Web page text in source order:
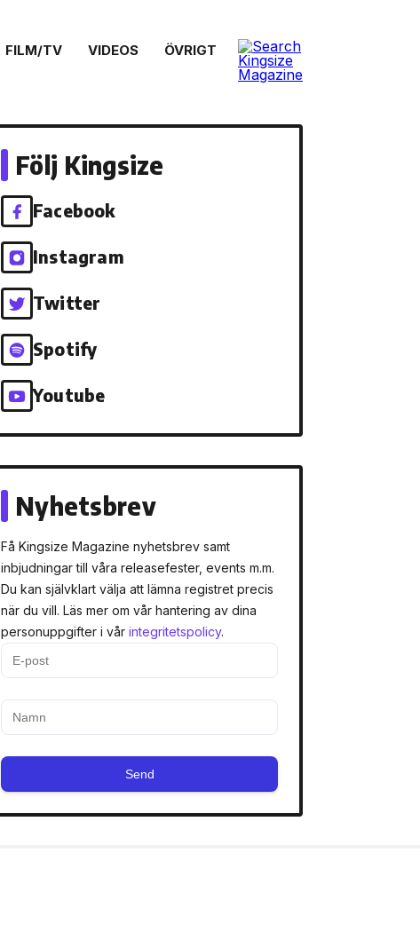
FILM/TV VIDEOS ÖVRIGT
Följ Kingsize
Facebook
Instagram
Twitter
Spotify
Youtube
Nyhetsbrev
Få Kingsize Magazine nyhetsbrev samt
inbjudningar till våra releasefester, events m.m.
Du kan självklart välja att lämna registret precis
när du vill. Läs mer om vår hantering av dina
personuppgifter i vår integritetspolicy.
Send